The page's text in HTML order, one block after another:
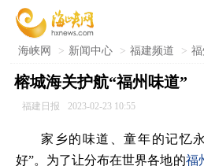
海峡网 > 新闻中心 > 福建频道 > 福
榕城海关护航“福州味道”
福建日报 2023-02-23 10:55
家乡的味道、童年的记忆
好”。为了让分布在世界各地的福